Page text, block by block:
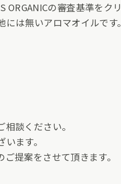
の審査基準をクリ
は無いアロマオイルです。
談ください。
ます。
提案をさせて頂きます。